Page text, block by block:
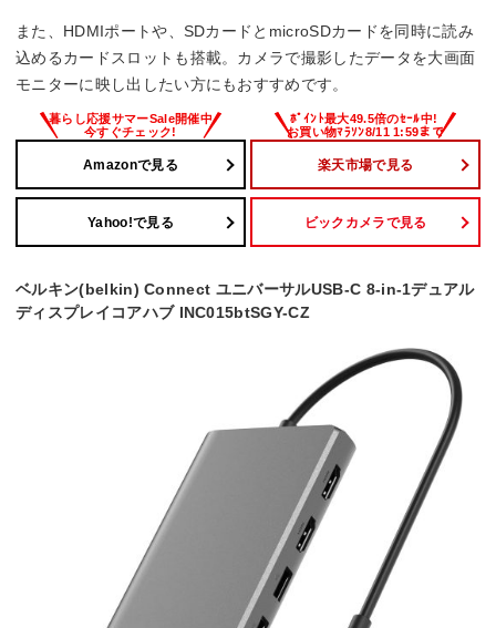
また、HDMIポートや、SDカードとmicroSDカードを同時に読み
込めるカードスロットも搭載。カメラで撮影したデータを大画面
モニターに映し出したい方にもおすすめです。
Amazonで見る 楽天市場で見る
Yahoo!で見る ビックカメラで見る
ベルキン(belkin) Connect ユニバーサルUSB-C 8-in-1デュアル
ディスプレイコアハブ INC015btSGY-CZ